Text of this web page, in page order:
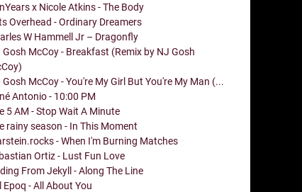
x Nicole Atkins - The Body
Overhead - Ordinary Dreamers
W Hammell Jr – Dragonfly
Gosh McCoy - Breakfast (Remix by NJ Gosh
Gosh McCoy - You're My Girl But You're My Man (...
Antonio - 10:00 PM
5 AM - Stop Wait A Minute
rainy season - In This Moment
- When I'm Burning Matches
Ortiz - Lust Fun Love
From Jekyll - Along The Line
Epoq - All About You